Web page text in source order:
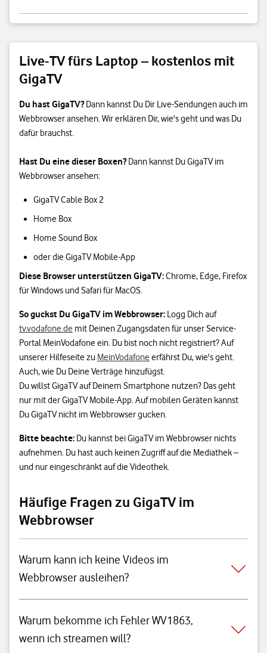
Live-TV fürs Laptop – kostenlos mit
GigaTV
Du hast GigaTV?Dann kannst Du Dir Live-Sendungen auch im
Webbrowser ansehen. Wir erklären Dir, wie's geht und was Du
dafür brauchst.
Hast Du eine dieser Boxen?Dann kannst Du GigaTV im
Webbrowser ansehen:
GigaTV Cable Box 2
Home Box
Home Sound Box
oder die GigaTV Mobile-App
Diese Browser unterstützen GigaTV:Chrome, Edge, Firefox
für Windows und Safari für MacOS.
So guckst Du GigaTV im Webbrowser: Logg Dich auf
tv.vodafone.de mit Deinen Zugangsdaten für unser Service-
Portal MeinVodafone ein. Du bist noch nicht registriert? Auf
unserer Hilfeseite zu MeinVodafone erfährst Du, wie's geht.
Auch, wie Du Deine Verträge hinzufügst.
Du willst GigaTV auf Deinem Smartphone nutzen? Das geht
nur mit der GigaTV Mobile-App. Auf mobilen Geräten kannst
Du GigaTV nicht im Webbrowser gucken.
Bitte beachte: Du kannst bei GigaTV im Webbrowser nichts
aufnehmen. Du hast auch keinen Zugriff auf die Mediathek –
und nur eingeschränkt auf die Videothek.
Häufige Fragen zu GigaTV im
Webbrowser
Warum kann ich keine Videos im
Webbrowser ausleihen?
Warum bekomme ich Fehler WV1863,
wenn ich streamen will?